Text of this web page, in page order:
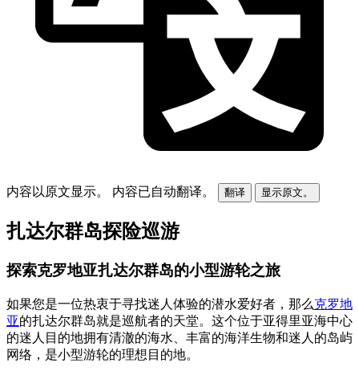
内容以原文显示。 内容已自动翻译。 翻译 显示原文。
扎达尔群岛探险巡游
探索克罗地亚扎达尔群岛的小型游轮之旅
如果您是一位热衷于寻找迷人体验的潜水爱好者，那么克罗地
亚的扎达尔群岛就是巡航者的天堂。这个位于亚得里亚海中心
的迷人目的地拥有清澈的海水、丰富的海洋生物和迷人的岛屿
网络，是小型游轮的理想目的地。